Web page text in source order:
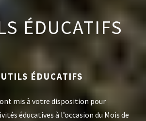
ÉDUCATIFS
ÉDUCATIFS
mis à votre disposition pour
éducatives à l’occasion du Mois de